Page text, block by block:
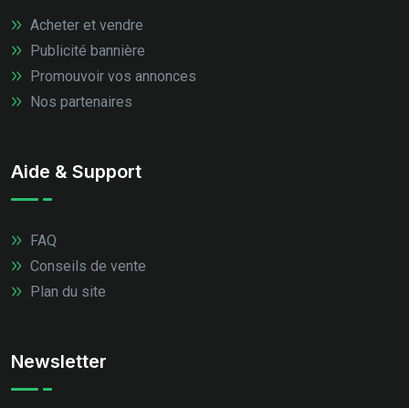
Acheter et vendre
Publicité bannière
Promouvoir vos annonces
Nos partenaires
Aide & Support
FAQ
Conseils de vente
Plan du site
Newsletter